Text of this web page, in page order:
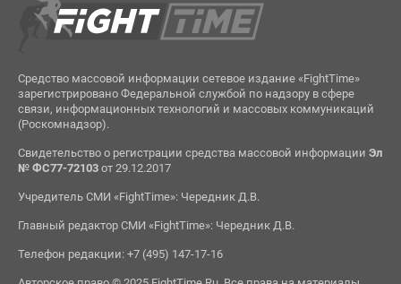
Средство массовой информации сетевое издание «FightTime»
зарегистрировано Федеральной службой по надзору в сфере
связи, информационных технологий и массовых коммуникаций
(Роскомнадзор).
Свидетельство о регистрации средства массовой информации Эл
№ ФС77-72103от 29.12.2017
Учредитель СМИ «FightTime»: Чередник Д.В.
Главный редактор СМИ «FightTime»: Чередник Д.В.
Телефон редакции: +7 (495) 147-17-16